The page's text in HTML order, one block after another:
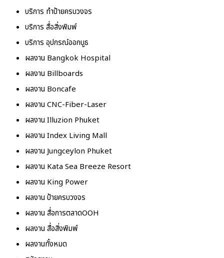
บริการ ทำป้ายครบวงจร
บริการ สื่อสิ่งพิมพ์
บริการ อุปกรณ์ออกบูธ
ผลงาน Bangkok Hospital
ผลงาน Billboards
ผลงาน Boncafe
ผลงาน CNC-Fiber-Laser
ผลงาน Illuzion Phuket
ผลงาน Index Living Mall
ผลงาน Jungceylon Phuket
ผลงาน Kata Sea Breeze Resort
ผลงาน King Power
ผลงาน ป้ายครบวงจร
ผลงาน สื่อการตลาดOOH
ผลงาน สื่อสิ่งพิมพ์
ผลงานทั้งหมด